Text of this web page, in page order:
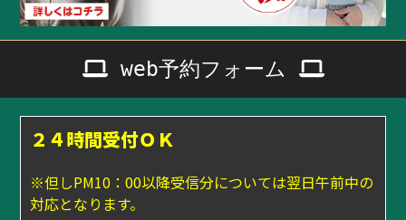
web予約フォーム
２４時間受付ＯＫ
※但しPM10：00以降受信分については翌日午前中の
対応となります。